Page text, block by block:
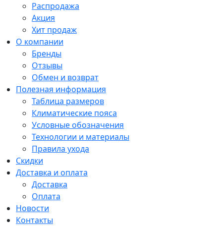
Распродажа
Акция
Хит продаж
О компании
Бренды
Отзывы
Обмен и возврат
Полезная информация
Таблица размеров
Климатические пояса
Условные обозначения
Технологии и материалы
Правила ухода
Скидки
Доставка и оплата
Доставка
Оплата
Новости
Контакты